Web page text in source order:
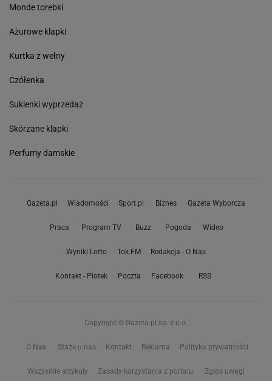
Monde torebki
Ażurowe klapki
Kurtka z wełny
Czółenka
Sukienki wyprzedaż
Skórzane klapki
Perfumy damskie
Gazeta.pl Wiadomości Sport.pl Biznes Gazeta Wyborcza
Praca Program TV Buzz Pogoda Wideo
Wyniki Lotto Tok.FM Redakcja - O Nas
Kontakt - Plotek Poczta Facebook RSS
Copyright © Gazeta.pl sp. z o.o.
O Nas Staże u nas Kontakt Reklama Polityka prywatności
Wszystkie artykuły Zasady korzystania z portalu Zgłoś uwagi